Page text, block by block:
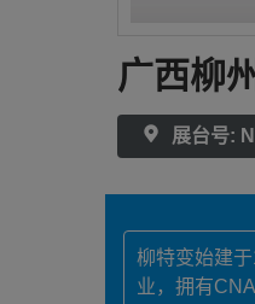
广西柳
展台号:
柳特变始建
业，拥有